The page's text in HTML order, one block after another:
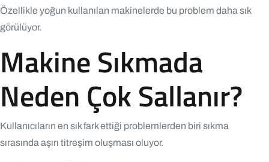
Özellikle yoğun kullanılan makinelerde bu problem daha sık
görülüyor.
Makine Sıkmada
Neden Çok Sallanır?
Kullanıcıların en sık fark ettiği problemlerden biri sıkma
sırasında aşırı titreşim oluşması oluyor.